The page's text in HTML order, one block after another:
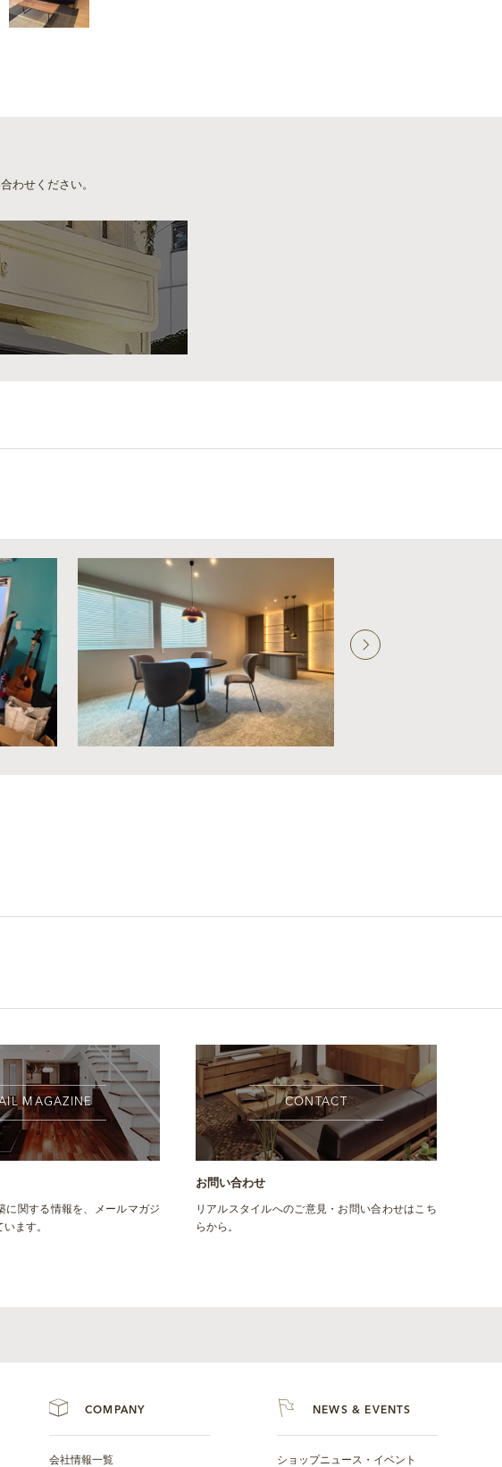
わせください。
MAGAZINE
に関する情報を、メールマガジ
ます。
CONTACT
お問い合わせ
リアルスタイルへのご意見・お問い合わせはこち
らから。
COMPANY
会社情報一覧
NEWS & EVENTS
ショップニュース・イベント